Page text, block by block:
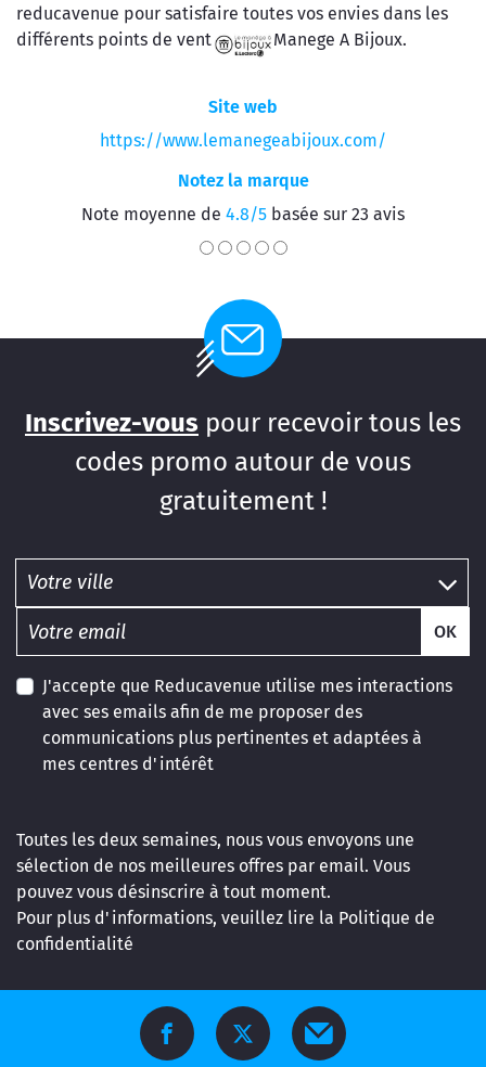
reducavenue pour satisfaire toutes vos envies dans les
différents points de vente de Le Manege A Bijoux.
Site web
https://www.lemanegeabijoux.com/
Notez la marque
Note moyenne de 4.8/5 basée sur 23 avis
Inscrivez-vous pour recevoir tous les
codes promo autour de vous
gratuitement !
OK
J'accepte que Reducavenue utilise mes interactions
avec ses emails afin de me proposer des
communications plus pertinentes et adaptées à
mes centres d'intérêt
Toutes les deux semaines, nous vous envoyons une
sélection de nos meilleures offres par email. Vous
pouvez vous désinscrire à tout moment.
Pour plus d'informations, veuillez lire la Politique de
confidentialité